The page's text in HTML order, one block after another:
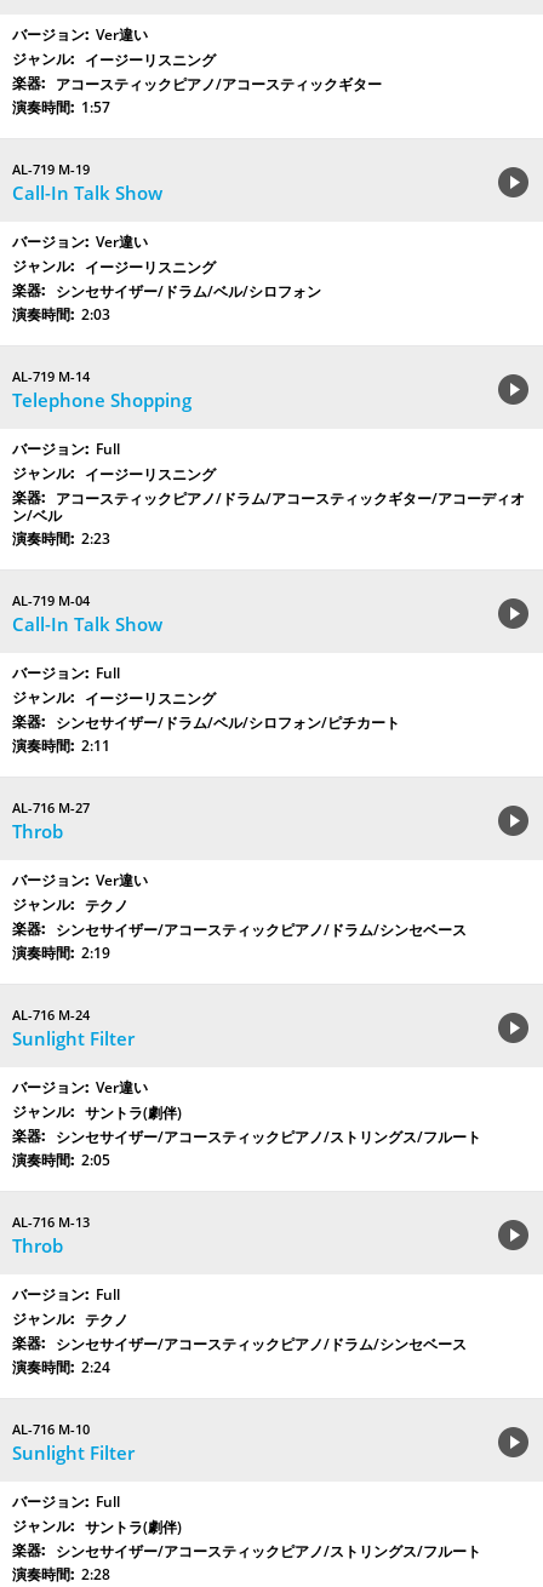
Ver違い
イージーリスニング
アコースティックピアノ/アコースティックギター
1:57
AL-719 M-19
Call-In Talk Show
Ver違い
イージーリスニング
シンセサイザー/ドラム/ベル/シロフォン
2:03
AL-719 M-14
Telephone Shopping
Full
イージーリスニング
アコースティックピアノ/ドラム/アコースティックギター/アコーディオ
ン/ベル
2:23
AL-719 M-04
Call-In Talk Show
Full
イージーリスニング
シンセサイザー/ドラム/ベル/シロフォン/ピチカート
2:11
AL-716 M-27
Throb
Ver違い
テクノ
シンセサイザー/アコースティックピアノ/ドラム/シンセベース
2:19
AL-716 M-24
Sunlight Filter
Ver違い
サントラ(劇伴)
シンセサイザー/アコースティックピアノ/ストリングス/フルート
2:05
AL-716 M-13
Throb
Full
テクノ
シンセサイザー/アコースティックピアノ/ドラム/シンセベース
2:24
AL-716 M-10
Sunlight Filter
Full
サントラ(劇伴)
シンセサイザー/アコースティックピアノ/ストリングス/フルート
2:28